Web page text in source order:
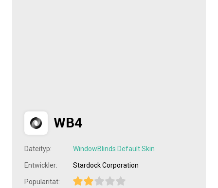
WB4
Dateityp: WindowBlinds Default Skin
Entwickler: Stardock Corporation
Popularität: